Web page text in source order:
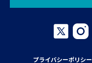
プライバシーポリシー